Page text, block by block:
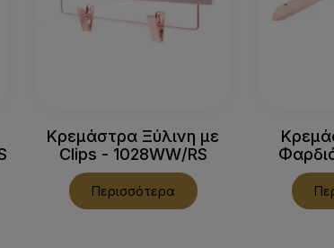
Κρεμάστρα Ξύλινη με
Clips - 1028WW/RS
Περισσότερα